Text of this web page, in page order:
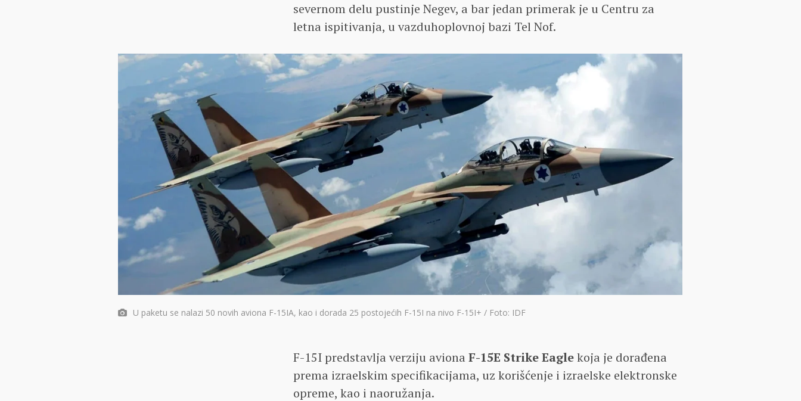
severnom delu pustinje Negev, a bar jedan primerak je u Centru za
letna ispitivanja, u vazduhoplovnoj bazi Tel Nof.
U paketu se nalazi 50 novih aviona F-15IA, kao i dorada 25 postojećih F-15I na nivo F-15I+ / Foto: IDF
F-15I predstavlja verziju aviona F-15E Strike Eaglekoja je dorađena
prema izraelskim specifikacijama, uz korišćenje i izraelske elektronske
opreme, kao i naoružanja.